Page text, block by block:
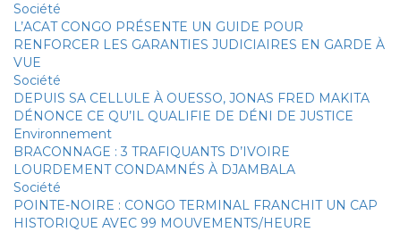
Société
L’ACAT CONGO PRÉSENTE UN GUIDE POUR
RENFORCER LES GARANTIES JUDICIAIRES EN GARDE À
VUE
Société
DEPUIS SA CELLULE À OUESSO, JONAS FRED MAKITA
DÉNONCE CE QU’IL QUALIFIE DE DÉNI DE JUSTICE
Environnement
BRACONNAGE : 3 TRAFIQUANTS D’IVOIRE
LOURDEMENT CONDAMNÉS À DJAMBALA
Société
POINTE-NOIRE : CONGO TERMINAL FRANCHIT UN CAP
HISTORIQUE AVEC 99 MOUVEMENTS/HEURE